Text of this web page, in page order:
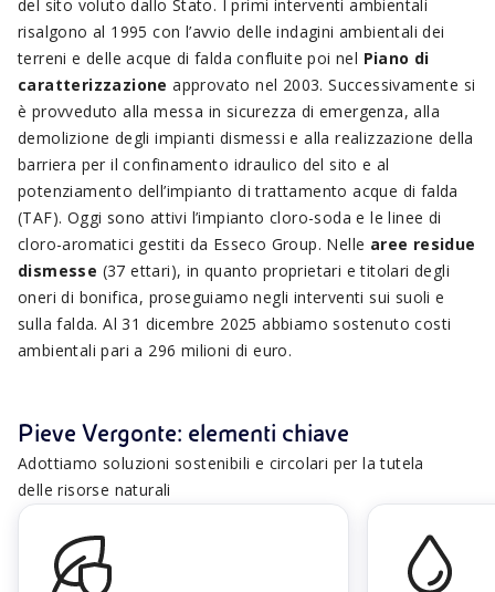
del sito voluto dallo Stato. I primi interventi ambientali
risalgono al 1995 con l’avvio delle indagini ambientali dei
terreni e delle acque di falda confluite poi nel Piano di
caratterizzazione approvato nel 2003. Successivamente si
è provveduto alla messa in sicurezza di emergenza, alla
demolizione degli impianti dismessi e alla realizzazione della
barriera per il confinamento idraulico del sito e al
potenziamento dell’impianto di trattamento acque di falda
(TAF). Oggi sono attivi l’impianto cloro-soda e le linee di
cloro-aromatici gestiti da Esseco Group. Nelle aree residue
dismesse (37 ettari), in quanto proprietari e titolari degli
oneri di bonifica, proseguiamo negli interventi sui suoli e
sulla falda. Al 31 dicembre 2025 abbiamo sostenuto costi
ambientali pari a 296 milioni di euro.
Pieve Vergonte: elementi chiave
Adottiamo soluzioni sostenibili e circolari per la tutela
delle risorse naturali